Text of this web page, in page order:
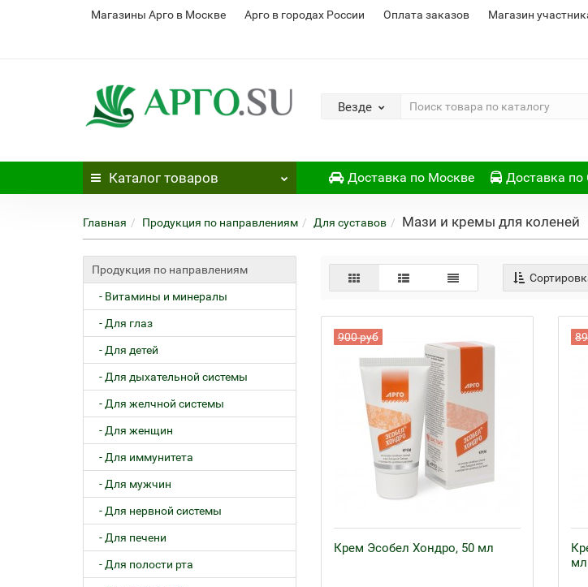
Магазины Арго в Москве Арго в городах России Оплата заказов Магазин
Везде
Каталог товаров Доставка по Москве Доставка по
Главная Продукция по направлениям Для суставов Мази и кремы для коленей
Продукция по направлениям
- Витамины и минералы
- Для глаз
- Для детей
- Для дыхательной системы
- Для желчной системы
- Для женщин
- Для иммунитета
- Для мужчин
- Для нервной системы
- Для печени
- Для полости рта
900 руб
Крем Эсобел Хондро, 50 мл
мл